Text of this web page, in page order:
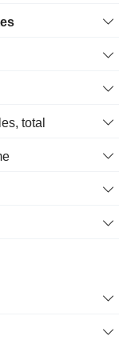
total